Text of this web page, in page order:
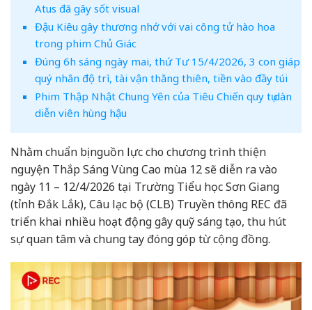
Atus đã gây sốt visual
Đậu Kiêu gây thương nhớ với vai công tử hào hoa
trong phim Chủ Giác
Đúng 6h sáng ngày mai, thứ Tư 15/4/2026, 3 con giáp
quý nhân độ trì, tài vận thăng thiên, tiền vào đầy túi
Phim Thập Nhật Chung Yên của Tiêu Chiến quy tụ dàn
diễn viên hùng hậu
Nhằm chuẩn bị nguồn lực cho chương trình thiện
nguyện Thắp Sáng Vùng Cao mùa 12 sẽ diễn ra vào
ngày 11 – 12/4/2026 tại Trường Tiểu học Sơn Giang
(tỉnh Đắk Lắk), Câu lạc bộ (CLB) Truyền thông REC đã
triển khai nhiều hoạt động gây quỹ sáng tạo, thu hút
sự quan tâm và chung tay đóng góp từ cộng đồng.